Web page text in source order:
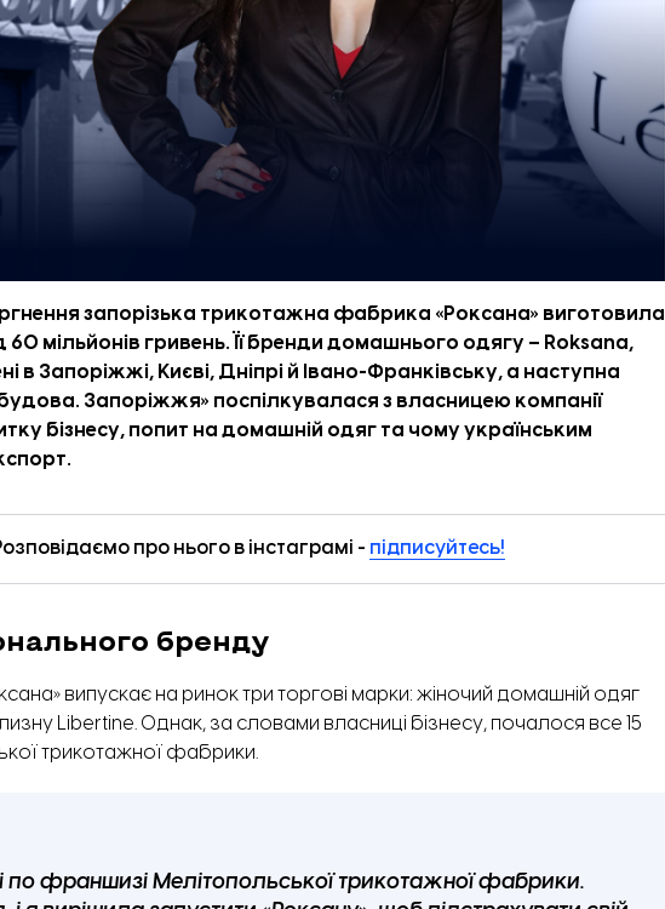
запорізька трикотажна фабрика «Роксана» виготовила
мільйонів гривень. Її бренди домашнього одягу – Roksana,
в Запоріжжі, Києві, Дніпрі й Івано-Франківську, а наступна
Запоріжжя» поспілкувалася з власницею компанії
бізнесу, попит на домашній одяг та чому українським
про нього в інстаграмі - підписуйтесь!
бренду
випускає на ринок три торгові марки: жіночий домашній одяг
Libertine. Однак, за словами власниці бізнесу, почалося все 15
трикотажної фабрики.
по франшизі Мелітопольської трикотажної фабрики.